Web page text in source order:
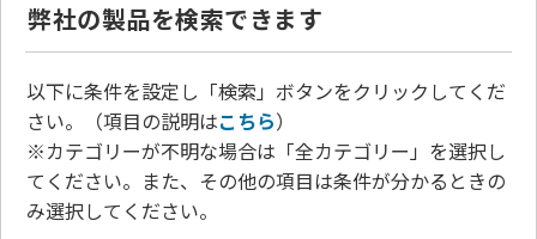
弊社の製品を検索できます
以下に条件を設定し「検索」ボタンをクリックしてくだ
さい。（項目の説明はこちら）
※カテゴリーが不明な場合は「全カテゴリー」を選択し
てください。また、その他の項目は条件が分かるときの
み選択してください。